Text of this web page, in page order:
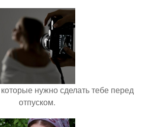
нужно сделать тебе перед
отпуском.